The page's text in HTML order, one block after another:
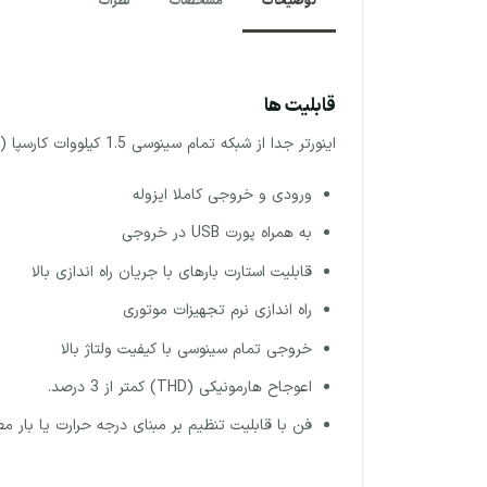
قابلیت ها
اینورتر جدا از شبکه تمام سینوسی 1.5 کیلووات کارسپا (Carspa) مدل P1000-122
ورودی و خروجی کاملا ایزوله
به همراه پورت USB در خروجی
قابلیت استارت بارهای با جریان راه اندازی بالا
راه اندازی نرم تجهیزات موتوری
خروجی تمام سینوسی با کیفیت ولتاژ بالا
اعوجاح هارمونیکی (THD) کمتر از 3 درصد.
فن با قابلیت تنظیم بر مبنای درجه حرارت یا بار